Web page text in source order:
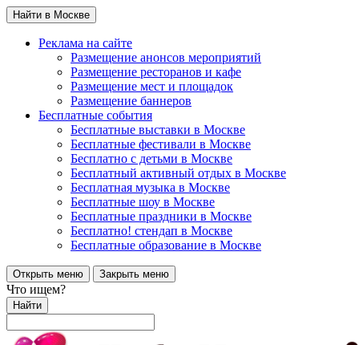
Найти в Москве
Реклама на сайте
Размещение анонсов мероприятий
Размещение ресторанов и кафе
Размещение мест и площадок
Размещение баннеров
Бесплатные события
Бесплатные выставки в Москве
Бесплатные фестивали в Москве
Бесплатно с детьми в Москве
Бесплатный активный отдых в Москве
Бесплатная музыка в Москве
Бесплатные шоу в Москве
Бесплатные праздники в Москве
Бесплатно! стендап в Москве
Бесплатные образование в Москве
Открыть меню Закрыть меню
Что ищем?
Найти